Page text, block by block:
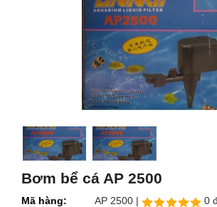
Bơm bể cá AP 2500
Mã hàng: AP 2500 |
0